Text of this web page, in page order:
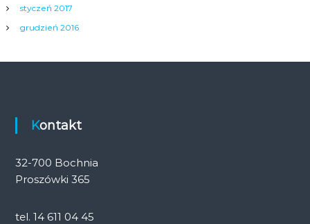
styczeń 2017
grudzień 2016
Kontakt
32-700 Bochnia
Proszówki 365
tel. 14 611 04 45